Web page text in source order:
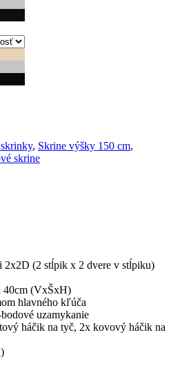
, Skrine výšky 150 cm,
skrine
2x2D (2 stĺpik x 2 dvere v stĺpiku)
40cm (VxŠxH)
hlavného kľúča
uzamykanie
háčik na tyč, 2x kovový háčik na